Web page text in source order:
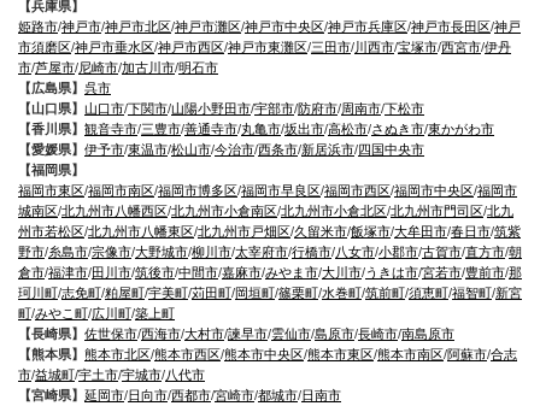
【兵庫県】
姫路市/神戸市/神戸市北区/神戸市灘区/神戸市中央区/神戸市兵庫区/神戸市長田区/神戸
市須磨区/神戸市垂水区/神戸市西区/神戸市東灘区/三田市/川西市/宝塚市/西宮市/伊丹
市/芦屋市/尼崎市/加古川市/明石市
【広島県】 呉市
【山口県】 山口市/下関市/山陽小野田市/宇部市/防府市/周南市/下松市
【香川県】 観音寺市/三豊市/善通寺市/丸亀市/坂出市/高松市/さぬき市/東かがわ市
【愛媛県】 伊予市/東温市/松山市/今治市/西条市/新居浜市/四国中央市
【福岡県】
福岡市東区/福岡市南区/福岡市博多区/福岡市早良区/福岡市西区/福岡市中央区/福岡市
城南区/北九州市八幡西区/北九州市小倉南区/北九州市小倉北区/北九州市門司区/北九
州市若松区/北九州市八幡東区/北九州市戸畑区/久留米市/飯塚市/大牟田市/春日市/筑紫
野市/糸島市/宗像市/大野城市/柳川市/太宰府市/行橋市/八女市/小郡市/古賀市/直方市/朝
倉市/福津市/田川市/筑後市/中間市/嘉麻市/みやま市/大川市/うきは市/宮若市/豊前市/那
珂川町/志免町/粕屋町/宇美町/苅田町/岡垣町/篠栗町/水巻町/筑前町/須恵町/福智町/新宮
町/みやこ町/広川町/築上町
【長崎県】 佐世保市/西海市/大村市/諫早市/雲仙市/島原市/長崎市/南島原市
【熊本県】 熊本市北区/熊本市西区/熊本市中央区/熊本市東区/熊本市南区/阿蘇市/合志
市/益城町/宇土市/宇城市/八代市
【宮崎県】 延岡市/日向市/西都市/宮崎市/都城市/日南市